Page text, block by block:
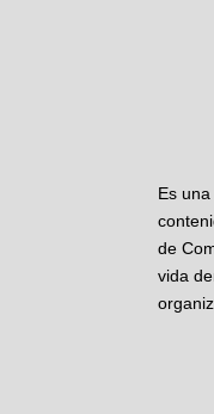
Es
de
vida